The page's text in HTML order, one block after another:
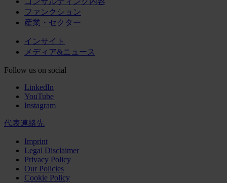
ファンクション
産業・セクター
インサイト
メディア&ニュース
Follow us on social
LinkedIn
YouTube
Instagram
代表連絡先
Imprint
Legal Disclaimer
Privacy Policy
Our Policies
Cookie Policy